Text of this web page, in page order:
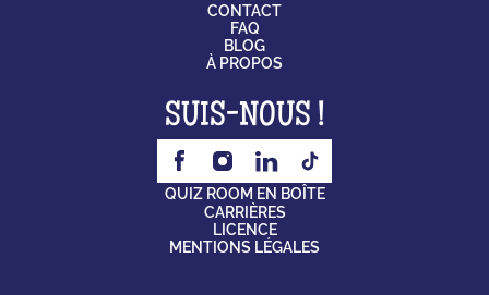
CONTACT
FAQ
BLOG
À PROPOS
SUIS-NOUS !
QUIZ ROOM EN BOÎTE
CARRIÈRES
LICENCE
MENTIONS LÉGALES